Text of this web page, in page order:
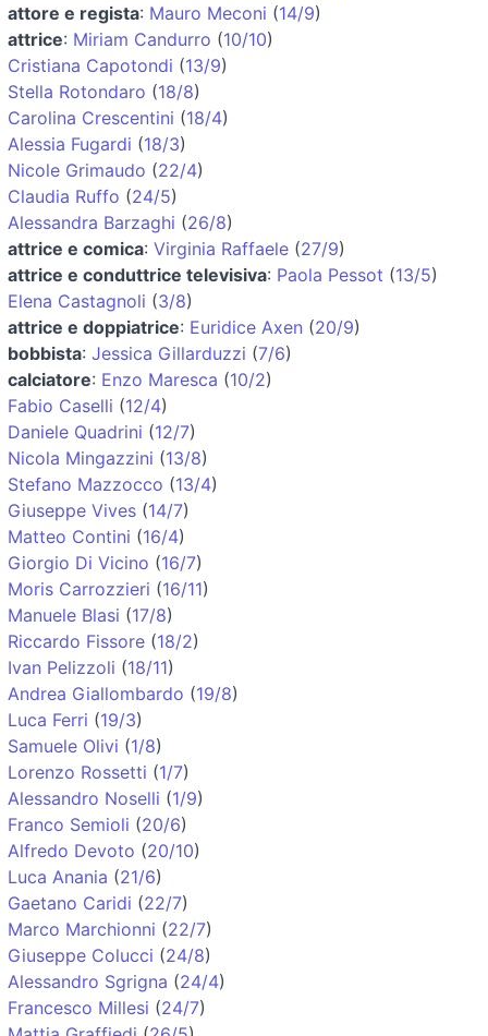
attore e regista: Mauro Meconi (14/9)
attrice: Miriam Candurro (10/10)
Cristiana Capotondi (13/9)
Stella Rotondaro (18/8)
Carolina Crescentini (18/4)
Alessia Fugardi (18/3)
Nicole Grimaudo (22/4)
Claudia Ruffo (24/5)
Alessandra Barzaghi (26/8)
attrice e comica: Virginia Raffaele (27/9)
attrice e conduttrice televisiva: Paola Pessot (13/5)
Elena Castagnoli (3/8)
attrice e doppiatrice: Euridice Axen (20/9)
bobbista: Jessica Gillarduzzi (7/6)
calciatore: Enzo Maresca (10/2)
Fabio Caselli (12/4)
Daniele Quadrini (12/7)
Nicola Mingazzini (13/8)
Stefano Mazzocco (13/4)
Giuseppe Vives (14/7)
Matteo Contini (16/4)
Giorgio Di Vicino (16/7)
Moris Carrozzieri (16/11)
Manuele Blasi (17/8)
Riccardo Fissore (18/2)
Ivan Pelizzoli (18/11)
Andrea Giallombardo (19/8)
Luca Ferri (19/3)
Samuele Olivi (1/8)
Lorenzo Rossetti (1/7)
Alessandro Noselli (1/9)
Franco Semioli (20/6)
Alfredo Devoto (20/10)
Luca Anania (21/6)
Gaetano Caridi (22/7)
Marco Marchionni (22/7)
Giuseppe Colucci (24/8)
Alessandro Sgrigna (24/4)
Francesco Millesi (24/7)